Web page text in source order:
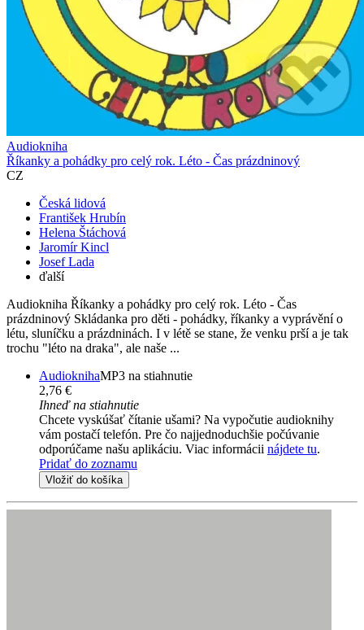
Audiokniha
Říkanky a pohádky pro celý rok. Léto - Čas prázdninový
CZ
Česká lidová
František Hrubín
Helena Štáchová
Jaromír Kincl
Josef Lada
ďalší
Audiokniha Říkanky a pohádky pro celý rok. Léto - Čas
prázdninový Skládanka pro děti - pohádky, říkanky a vyprávění o
létu, sluníčku a prázdninách. I v létě se stane, že venku prší a je tak
trochu "léto na draka", ale naše ...
AudioknihaMP3 na stiahnutie
2,76 €
Ihneď na stiahnutie
Chcete vyskúšať čítanie ušami? Na vypočutie audioknihy
vám postačí telefón. Pre čo najjednoduchšie počúvanie
odporúčame našu aplikáciu. Viac informácii nájdete tu.
Pridať do zoznamu
Vložiť do košíka